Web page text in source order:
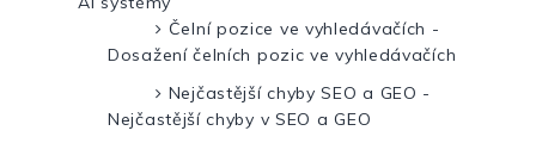
Čelní pozice ve vyhledávačích -
Dosažení čelních pozic ve vyhledávačích
Nejčastější chyby SEO a GEO -
Nejčastější chyby v SEO a GEO